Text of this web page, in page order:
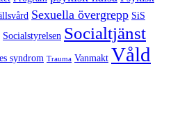
Sexuella övergrepp SiS
Socialstyrelsen Socialtjänst
syndrom Trauma Vanmakt Våld